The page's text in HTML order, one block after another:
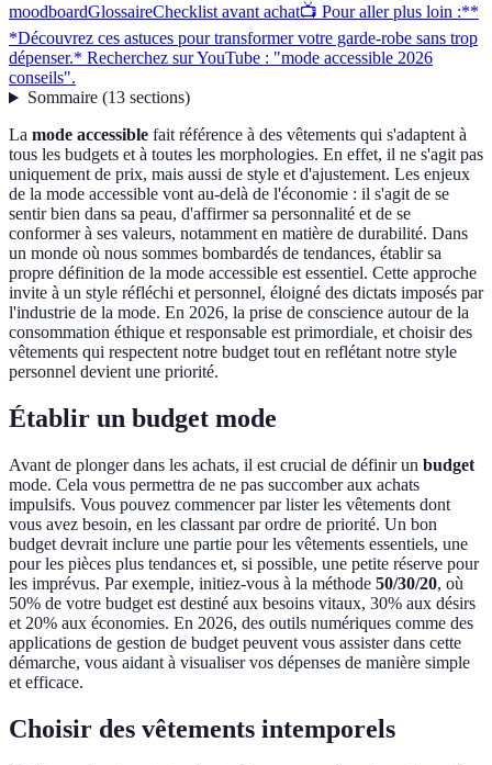
moodboardGlossaireChecklist avant achat📺 Pour aller plus loin :**
*Découvrez ces astuces pour transformer votre garde-robe sans trop
dépenser.* Recherchez sur YouTube : "mode accessible 2026
conseils".
Sommaire(13 sections)
La mode accessible fait référence à des vêtements qui s'adaptent à
tous les budgets et à toutes les morphologies. En effet, il ne s'agit pas
uniquement de prix, mais aussi de style et d'ajustement. Les enjeux
de la mode accessible vont au-delà de l'économie : il s'agit de se
sentir bien dans sa peau, d'affirmer sa personnalité et de se
conformer à ses valeurs, notamment en matière de durabilité. Dans
un monde où nous sommes bombardés de tendances, établir sa
propre définition de la mode accessible est essentiel. Cette approche
invite à un style réfléchi et personnel, éloigné des dictats imposés par
l'industrie de la mode. En 2026, la prise de conscience autour de la
consommation éthique et responsable est primordiale, et choisir des
vêtements qui respectent notre budget tout en reflétant notre style
personnel devient une priorité.
Établir un budget mode
Avant de plonger dans les achats, il est crucial de définir un budget
mode. Cela vous permettra de ne pas succomber aux achats
impulsifs. Vous pouvez commencer par lister les vêtements dont
vous avez besoin, en les classant par ordre de priorité. Un bon
budget devrait inclure une partie pour les vêtements essentiels, une
pour les pièces plus tendances et, si possible, une petite réserve pour
les imprévus. Par exemple, initiez-vous à la méthode 50/30/20, où
50% de votre budget est destiné aux besoins vitaux, 30% aux désirs
et 20% aux économies. En 2026, des outils numériques comme des
applications de gestion de budget peuvent vous assister dans cette
démarche, vous aidant à visualiser vos dépenses de manière simple
et efficace.
Choisir des vêtements intemporels